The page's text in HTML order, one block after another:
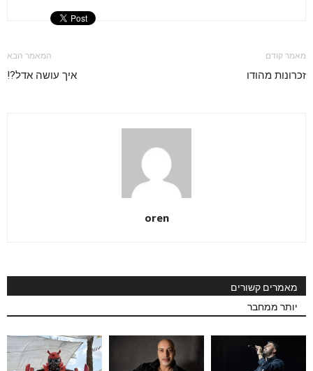
מאמר קודם
זכרונות מהודו
המאמר הבא
איך עושה אדל?!
oren
מאמרים קשורים
יותר ממחבר